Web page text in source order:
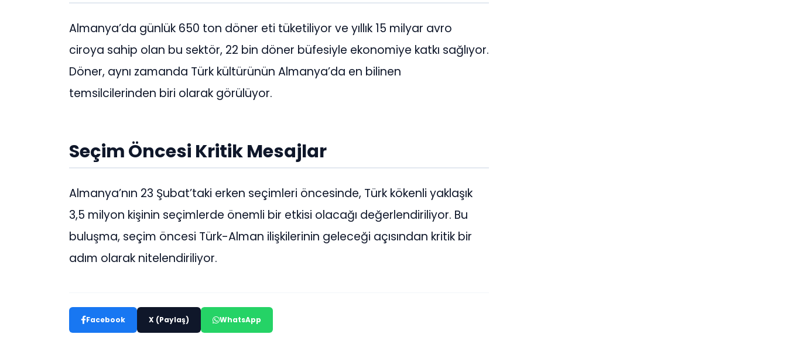
Almanya’da günlük 650 ton döner eti tüketiliyor ve yıllık 15 milyar avro
ciroya sahip olan bu sektör, 22 bin döner büfesiyle ekonomiye katkı sağlıyor.
Döner, aynı zamanda Türk kültürünün Almanya’da en bilinen
temsilcilerinden biri olarak görülüyor.
Seçim Öncesi Kritik Mesajlar
Almanya’nın 23 Şubat’taki erken seçimleri öncesinde, Türk kökenli yaklaşık
3,5 milyon kişinin seçimlerde önemli bir etkisi olacağı değerlendiriliyor. Bu
buluşma, seçim öncesi Türk-Alman ilişkilerinin geleceği açısından kritik bir
adım olarak nitelendiriliyor.
Facebook X (Paylaş) WhatsApp